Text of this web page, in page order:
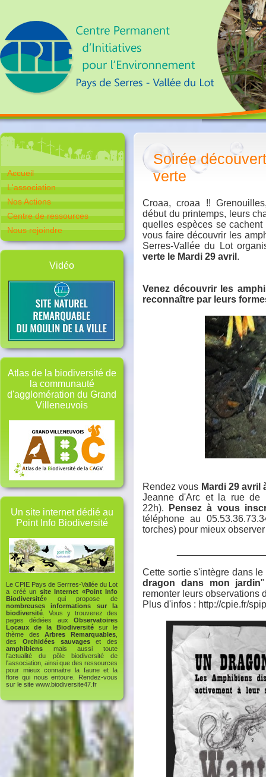
Accueil
L'association
Nos Actions
Centre de ressources
Nous rejoindre
Vidéo
Atlas de la biodiversité de
la communauté
d'agglomération du Grand
Villeneuvois
Un site internet dédié au
Point Info Biodiversité
Le CPIE Pays de Serrres-Vallée du Lot
a créé un site Internet «Point Info
Biodiversité» qui propose de
nombreuses informations sur la
biodiversité . Vous y trouverez des
pages dédiées aux Observatoires
Locaux de la Biodiversité sur le
thème desArbres Remarquables
des Orchidées sauvageset des
amphibiens mais aussi toute
l'actualité du pôle biodiversité de
l'association, ainsi que des ressources
pour mieux connaitre la faune et la
flore qui nous entoure. Rendez-vous
sur le site www.biodiversite47.fr
Soirée
verte
Croaa, croaa !!
début du printemps, leurs
quelles espèces se
vous faire découvrir les
Serres-Vallée du Lot
verte le Mardi 29 avril .
Venez découvrir les
reconnaître par leurs
Rendez vous Mardi 29 avril
Jeanne d'Arc et la rue de
22h). Pensez à vous
téléphone au
torches) pour mieux
Cette sortie s'intègre dans
dragon dans mon jardin
remonter leurs observations
Plus d'infos : http://cpie.fr/